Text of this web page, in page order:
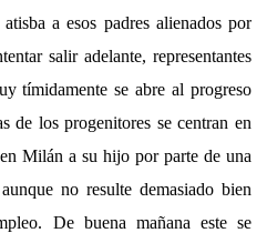
a esos padres alienados por
salir adelante, representantes
tímidamente se abre al progreso
de los progenitores se centran en
Milán a su hijo por parte de una
no resulte demasiado bien
De buena mañana este se